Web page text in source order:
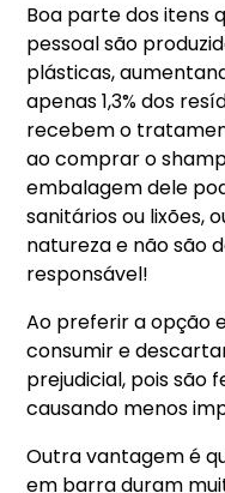
Boa parte dos itens
pessoal são
plásticas,
apenas 1,3% dos
recebem o
ao comprar o
embalagem dele
sanitários ou lixões,
natureza e não são
responsável!
Ao preferir a opção
consumir e
prejudicial, pois são
causando menos
Outra vantagem é
em barra duram